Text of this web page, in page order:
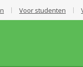
Voor studenten